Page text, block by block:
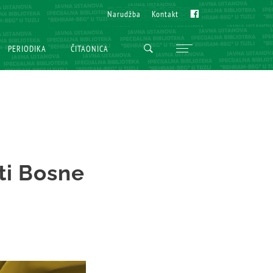
Narudžba
Narudžba Kontakt
Kontakt Fb
Fb
PERIODIKA
PERIODIKA ČITAONICA
ČITAONICA
Bosne